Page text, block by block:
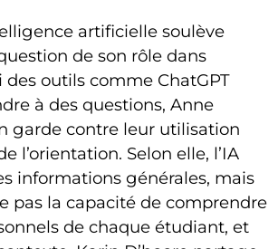
artificielle soulève
de son rôle dans
des outils comme ChatGPT
à des questions, Anne
garde contre leur utilisation
l’orientation. Selon elle, l’IA
informations générales, mais
pas la capacité de comprendre
de chaque étudiant, et